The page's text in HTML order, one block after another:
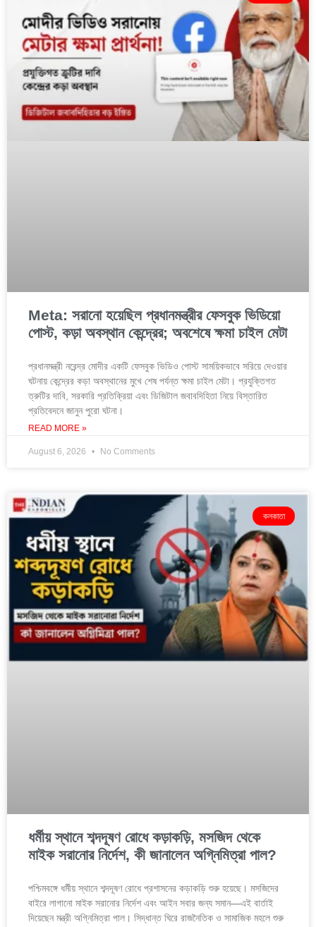
Meta: সরানো হয়েছিল প্রধানমন্ত্রীর ফেসবুক ভিডিয়ো
পোস্ট, কড়া অবস্থান কেন্দ্রের; অবশেষে ক্ষমা চাইল মেটা
প্রধানমন্ত্রী নরেন্দ্র মোদীর একটি ফেসবুক ভিডিও পোস্ট সাময়িকভাবে সরিয়ে দেওয়ার
ঘটনায় কেন্দ্রের কড়া অবস্থানের মুখে শেষ পর্যন্ত ক্ষমা চাইল মেটা। প্রযুক্তিগত
ত্রুটির দাবি, সরকারি প্রতিক্রিয়া এবং ডিজিটাল জবাবদিহিতা নিয়ে বিস্তারিত
প্রতিবেদনে জানুন পুরো ঘটনা।
READ MORE »
August 6, 2026 No Comments
কলকাতা
ধর্মীয় স্থানে শব্দদূষণ রোধে কড়াকড়ি, মসজিদ থেকে
মাইক সরানোর নির্দেশ, কী জানালেন অগ্নিমিত্রা পাল?
পশ্চিমবঙ্গে ধর্মীয় স্থানে শব্দদূষণ রোধে প্রশাসনের কড়াকড়ি শুরু হয়েছে। মসজিদের
বাইরে লাগানো মাইক সরানোর নির্দেশ এবং আইন সবার জন্য সমান—এই বার্তাই
দিয়েছেন মন্ত্রী অগ্নিমিত্রা পাল। সিদ্ধান্ত ঘিরে রাজনৈতিক ও সামাজিক মহলে শুরু